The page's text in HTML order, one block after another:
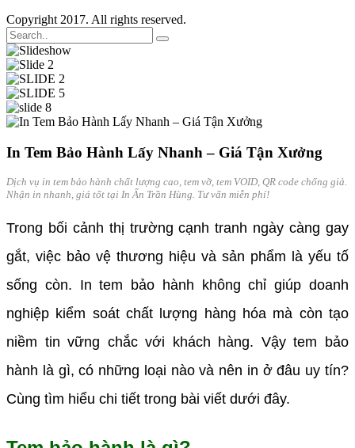
Copyright 2017. All rights reserved.
In Tem Bảo Hành Lấy Nhanh – Giá Tận Xưởng
Dịch vụ in tem bảo hành chất lượng cao, tem vỡ, tem VOID, QR code chống giả.
Nhận in nhanh, giá tốt tại In Ấn Trần Hùng. Tư vấn miễn phí!
Trong bối cảnh thị trường cạnh tranh ngày càng gay
gắt, việc bảo vệ thương hiệu và sản phẩm là yếu tố
sống còn. In tem bảo hành không chỉ giúp doanh
nghiệp kiểm soát chất lượng hàng hóa mà còn tạo
niềm tin vững chắc với khách hàng. Vậy tem bảo
hành là gì, có những loại nào và nên in ở đâu uy tín?
Cùng tìm hiểu chi tiết trong bài viết dưới đây.